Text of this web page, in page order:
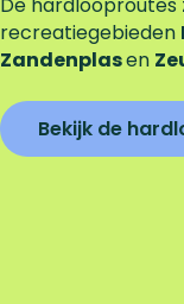
recreatiegebieden
Zandenplasen
Bekijk de